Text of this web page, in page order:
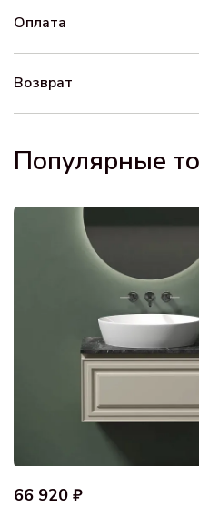
Оплата
Возврат
Популярные
66 920 ₽